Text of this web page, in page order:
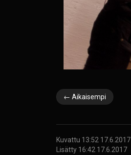
← Aikaisempi
Kuvattu 13:52 17.6.2017
Lisätty 16:42 17.6.2017